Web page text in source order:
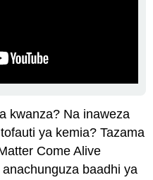
kwanza? Na inaweza
ya kemia? Tazama
Come Alive
baadhi ya